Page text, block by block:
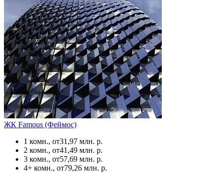
ЖК Famous (Феймос)
1 комн., от31,97 млн. р.
2 комн., от41,49 млн. р.
3 комн., от57,69 млн. р.
4+ комн., от79,26 млн. р.